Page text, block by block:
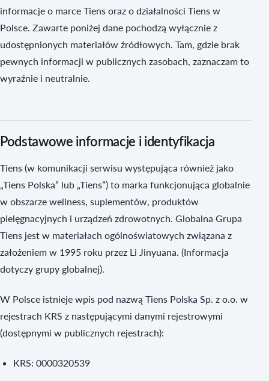
informacje o marce Tiens oraz o działalności Tiens w
Polsce. Zawarte poniżej dane pochodzą wyłącznie z
udostępnionych materiałów źródłowych. Tam, gdzie brak
pewnych informacji w publicznych zasobach, zaznaczam to
wyraźnie i neutralnie.
Podstawowe informacje i identyfikacja
Tiens (w komunikacji serwisu występująca również jako
„Tiens Polska” lub „Tiens”) to marka funkcjonująca globalnie
w obszarze wellness, suplementów, produktów
pielęgnacyjnych i urządzeń zdrowotnych. Globalna Grupa
Tiens jest w materiałach ogólnoświatowych związana z
założeniem w 1995 roku przez Li Jinyuana. (Informacja
dotyczy grupy globalnej).
W Polsce istnieje wpis pod nazwą Tiens Polska Sp. z o.o. w
rejestrach KRS z następującymi danymi rejestrowymi
(dostępnymi w publicznych rejestrach):
KRS: 0000320539